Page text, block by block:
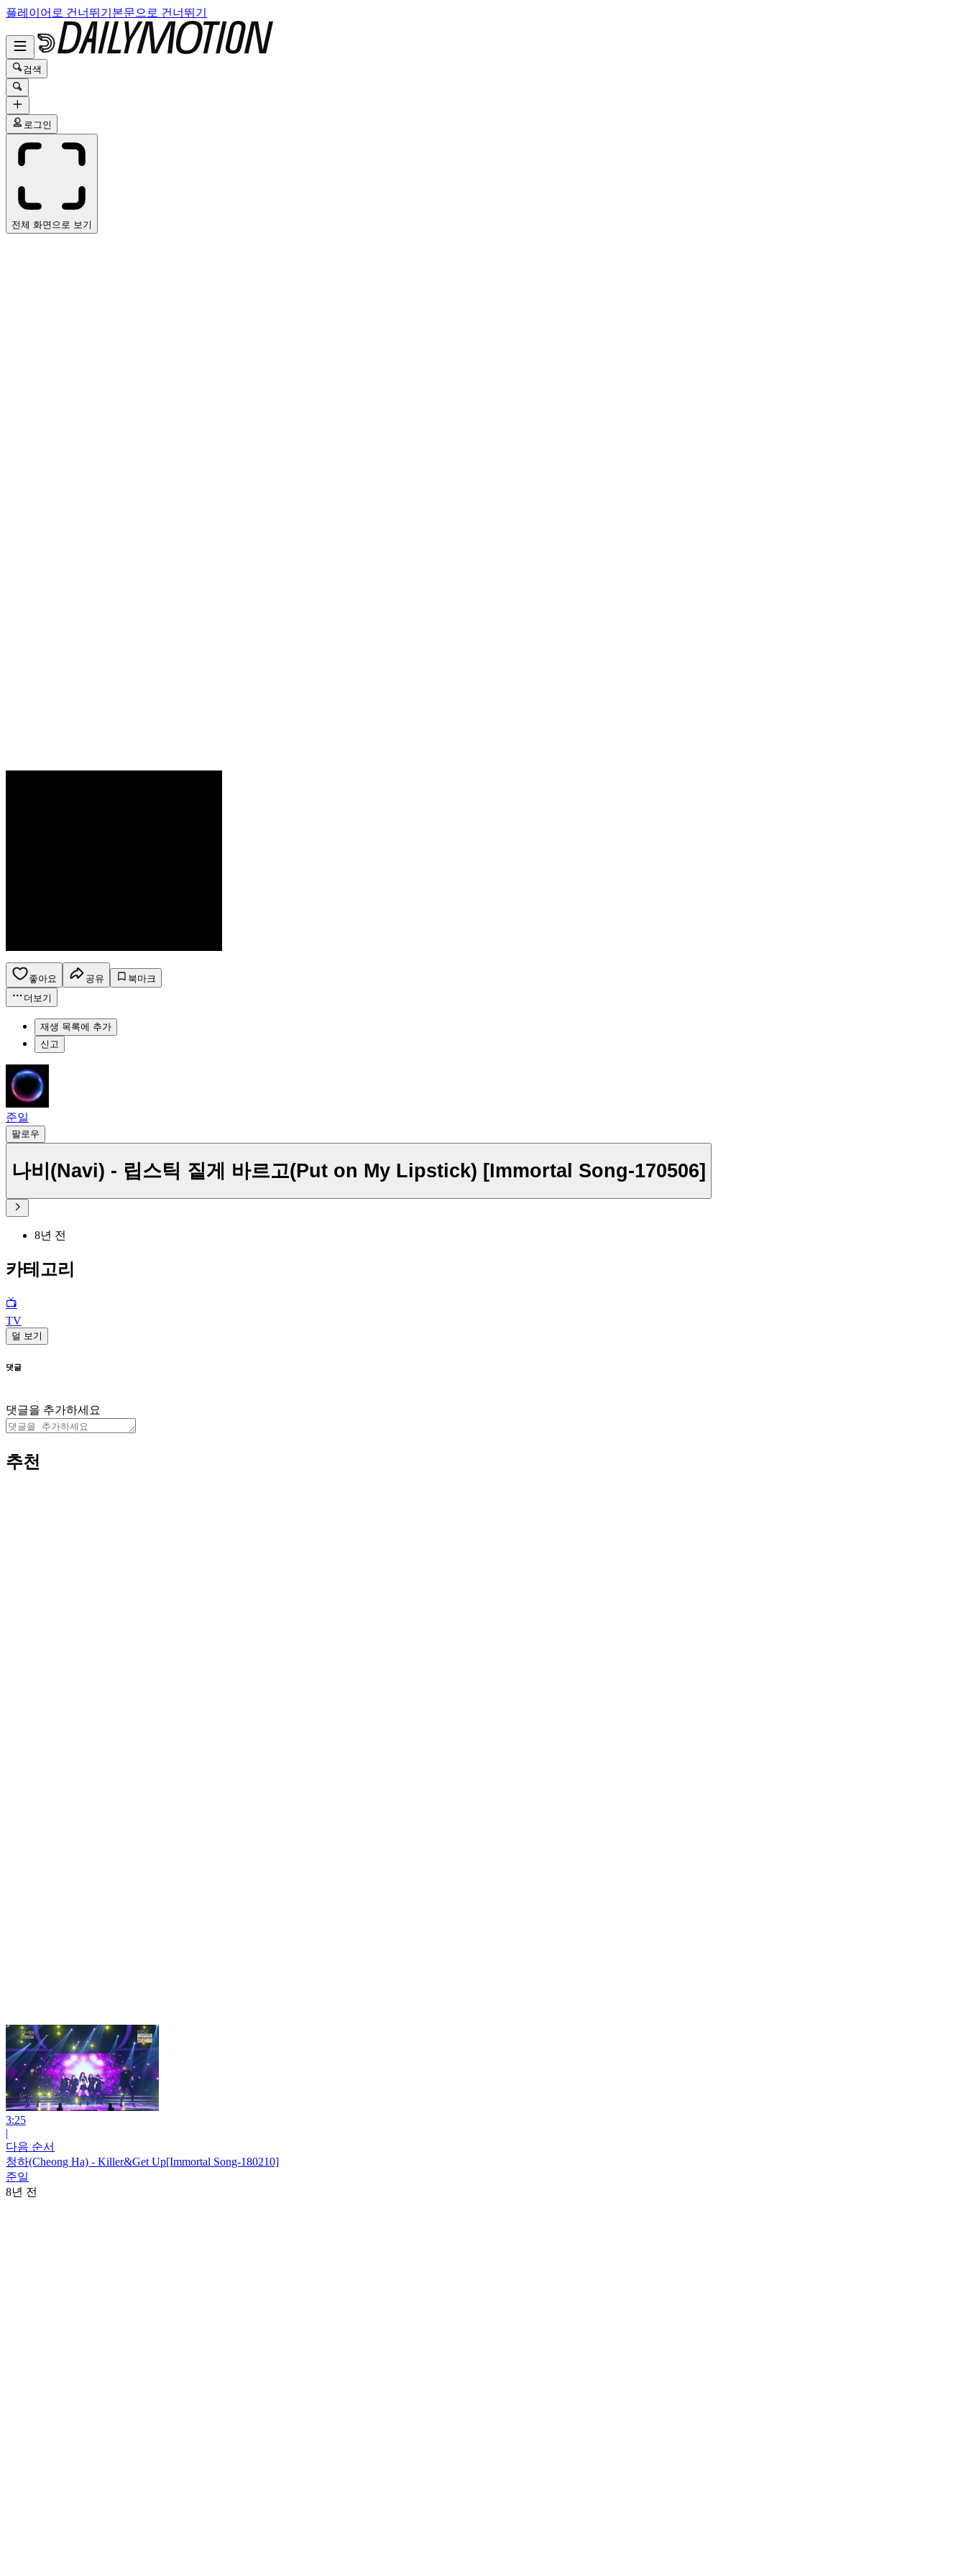
플레이어로 건너뛰기 본문으로 건너뛰기
검색
로그인
전체 화면으로 보기
좋아요 공유
북마크
더보기
재생 목록에 추가
신고
준일
팔로우
나비(Navi) - 립스틱 짙게 바르고(Put on My Lipstick) [Immortal Song-170506]
8년 전
카테고리
📺
TV
덜 보기
댓글
댓글을 추가하세요
추천
3:25
|
다음 순서
청하(Cheong Ha) - Killer&Get Up[Immortal Song-180210]
준일
8년 전